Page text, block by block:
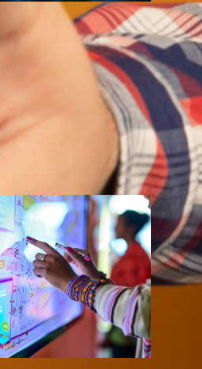
Inteligência
Artificial
Erros de prompts que
fazem o seu
conteúdo de IA ficar
com cara de IA
Ana Carolina